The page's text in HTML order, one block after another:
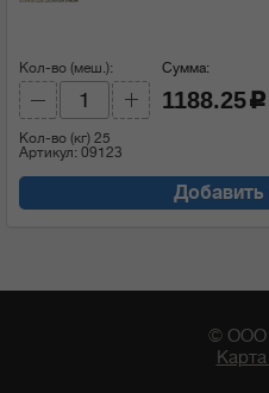
Кол-во (меш.):
Кол-во (кг) 25
Артикул: 09123
Сумма:
1188.25 c
Добавить
© ООО